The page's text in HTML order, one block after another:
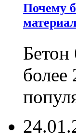
Почему
Бетон
более